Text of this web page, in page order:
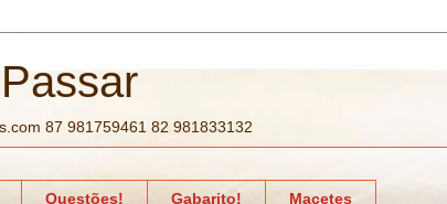
87 981759461 82 981833132
Questões! Gabarito! Macetes